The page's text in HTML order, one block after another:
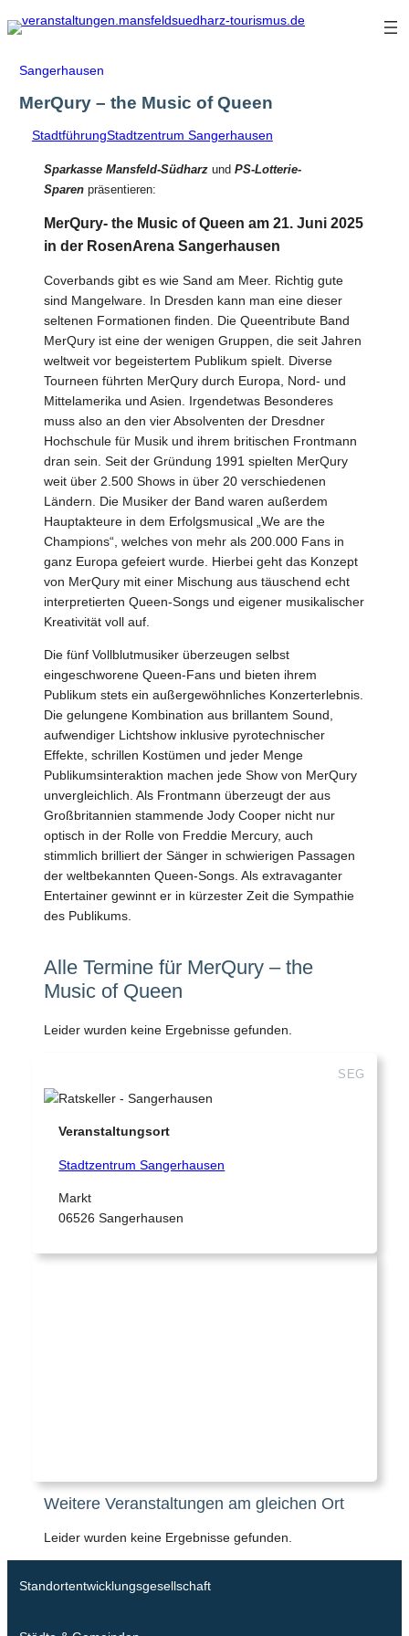
Zum
Inhalt
Sangerhausen
MerQury – the Music of Queen
StadtführungStadtzentrum Sangerhausen
Sparkasse Mansfeld-Südharzund PS-Lotterie-
Sparenpräsentieren:
MerQury- the Music of Queen am 21. Juni 2025
in der RosenArena Sangerhausen
Coverbands gibt es wie Sand am Meer. Richtig gute
sind Mangelware. In Dresden kann man eine dieser
seltenen Formationen finden. Die Queentribute Band
MerQury ist eine der wenigen Gruppen, die seit Jahren
weltweit vor begeistertem Publikum spielt. Diverse
Tourneen führten MerQury durch Europa, Nord- und
Mittelamerika und Asien. Irgendetwas Besonderes
muss also an den vier Absolventen der Dresdner
Hochschule für Musik und ihrem britischen Frontmann
dran sein. Seit der Gründung 1991 spielten MerQury
weit über 2.500 Shows in über 20 verschiedenen
Ländern. Die Musiker der Band waren außerdem
Hauptakteure in dem Erfolgsmusical „We are the
Champions“, welches von mehr als 200.000 Fans in
ganz Europa gefeiert wurde. Hierbei geht das Konzept
von MerQury mit einer Mischung aus täuschend echt
interpretierten Queen-Songs und eigener musikalischer
Kreativität voll auf.
Die fünf Vollblutmusiker überzeugen selbst
eingeschworene Queen-Fans und bieten ihrem
Publikum stets ein außergewöhnliches Konzerterlebnis.
Die gelungene Kombination aus brillantem Sound,
aufwendiger Lichtshow inklusive pyrotechnischer
Effekte, schrillen Kostümen und jeder Menge
Publikumsinteraktion machen jede Show von MerQury
unvergleichlich. Als Frontmann überzeugt der aus
Großbritannien stammende Jody Cooper nicht nur
optisch in der Rolle von Freddie Mercury, auch
stimmlich brilliert der Sänger in schwierigen Passagen
der weltbekannten Queen-Songs. Als extravaganter
Entertainer gewinnt er in kürzester Zeit die Sympathie
des Publikums.
Alle Termine für MerQury – the
Music of Queen
Leider wurden keine Ergebnisse gefunden.
SEG
Veranstaltungsort
Stadtzentrum Sangerhausen
Markt
06526 Sangerhausen
Weitere Veranstaltungen am gleichen Ort
Leider wurden keine Ergebnisse gefunden.
Standortentwicklungsgesellschaft